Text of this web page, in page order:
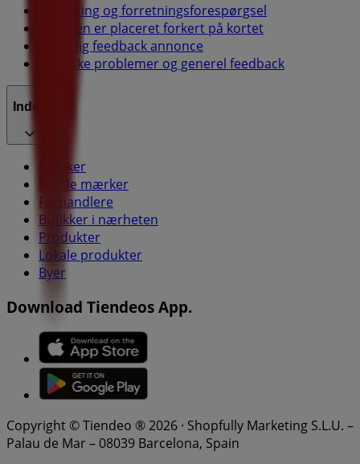
Marketing og forretningsforespørgsel
Butikken er placeret forkert på kortet
Ugentlig feedback annonce
Tekniske problemer og generel feedback
Index
Mærker
Lokale mærker
Forhandlere
Butikker i nærheten
Produkter
Lokale produkter
Byer
Download Tiendeos App.
Copyright © Tiendeo ® 2026 · Shopfully Marketing S.L.U. –
Palau de Mar – 08039 Barcelona, Spain